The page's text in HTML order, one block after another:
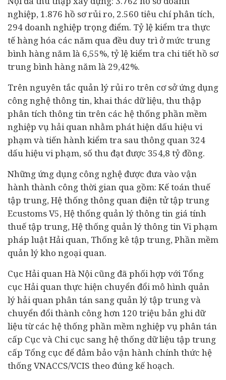
nghiệp, 1.876 hồ sơ rủi ro, 2.560 tiêu chí phân tích,
294 doanh nghiệp trọng điểm. Tỷ lệ kiểm tra thực
tế hàng hóa các năm qua đều duy trì ở mức trung
bình hàng năm là 6,55%, tỷ lệ kiểm tra chi tiết hồ sơ
trung bình hàng năm là 29,42%.
Trên nguyên tắc quản lý rủi ro trên cơ sở ứng dụng
công nghệ thông tin, khai thác dữ liệu, thu thập
phân tích thông tin trên các hệ thống phần mềm
nghiệp vụ hải quan nhằm phát hiện dấu hiệu vi
phạm và tiến hành kiểm tra sau thông quan 324
dấu hiệu vi phạm, số thu đạt được 354,8 tỷ đồng.
Những ứng dụng công nghệ được đưa vào vận
hành thành công thời gian qua gồm: Kế toán thuế
tập trung, Hệ thống thông quan điện tử tập trung
Ecustoms V5, Hệ thống quản lý thông tin giá tính
thuế tập trung, Hệ thống quản lý thông tin Vi phạm
pháp luật Hải quan, Thống kê tập trung, Phần mềm
quản lý kho ngoại quan.
Cục Hải quan Hà Nội cũng đã phối hợp với Tổng
cục Hải quan thực hiện chuyển đổi mô hình quản
lý hải quan phân tán sang quản lý tập trung và
chuyển đổi thành công hơn 120 triệu bản ghi dữ
liệu từ các hệ thống phần mềm nghiệp vụ phân tán
cấp Cục và Chi cục sang hệ thống dữ liệu tập trung
cấp Tổng cục để đảm bảo vận hành chính thức hệ
thống VNACCS/VCIS theo đúng kế hoạch.